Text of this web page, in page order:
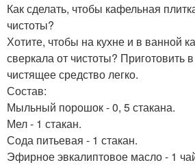
Как сделать, чтобы кафельная
чистоты?
Хотите, чтобы на кухне и в ванной
сверкала от чистоты? Приготовить
чистящее средство легко.
Состав:
Мыльный порошок - 0, 5 стакана.
Мел - 1 стакан.
Сода питьевая - 1 стакан.
Эфирное эвкалиптовое масло - 1